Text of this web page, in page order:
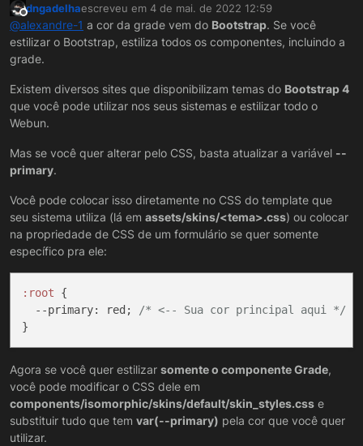
esta Azul e eu preciso colocar outra cor, ja
pesquisei, vi videos e etc. mais não consegui
fazer, tentei fazer usando o Estilo CSS e tambem
Obrigado a todos.
Offline
dngadelhaescreveu em 4 de mai. de 2022 12:59
última edição por
@alexandre-1 a cor da grade vem do Bootstrap. Se você
estilizar o Bootstrap, estiliza todos os componentes, incluindo a
grade.
Existem diversos sites que disponibilizam temas do Bootstrap 4
que você pode utilizar nos seus sistemas e estilizar todo o
Webun.
Mas se você quer alterar pelo CSS, basta atualizar a variável --
primary.
Você pode colocar isso diretamente no CSS do template que
seu sistema utiliza (lá em assets/skins/<tema>.css) ou colocar
na propriedade de CSS de um formulário se quer somente
específico pra ele:
:root {
--primary: red; /* <-- Sua cor principal aqui */
Agora se você quer estilizar somente o componente Grade,
você pode modificar o CSS dele em
components/isomorphic/skins/default/skin_styles.css e
substituir tudo que tem var(--primary) pela cor que você quer
utilizar.